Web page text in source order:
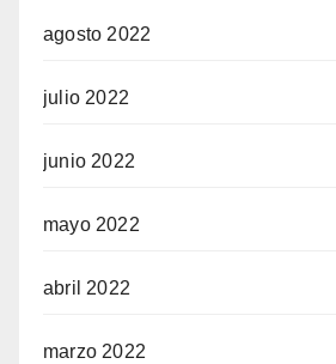
agosto 2022
julio 2022
junio 2022
mayo 2022
abril 2022
marzo 2022